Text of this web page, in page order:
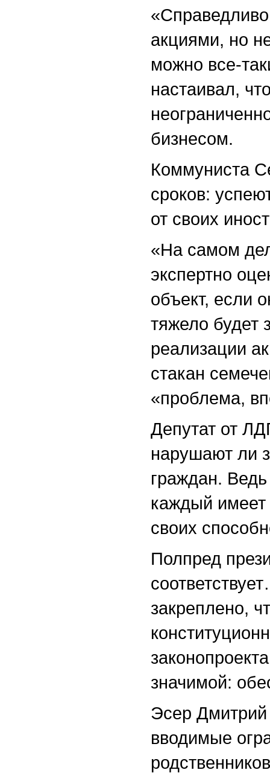
акциями, но
можно все-
настаивал,
бизнесом.
Коммуниста
сроков:
от своих
«На самом
экспертно
объект, если
тяжело будет
реализации
стакан
«проблема,
Депутат от
нарушают ли
граждан. Ведь
каждый имеет
своих
Полпред
закреплено,
значимой:
Эсер Дмитрий
вводимые